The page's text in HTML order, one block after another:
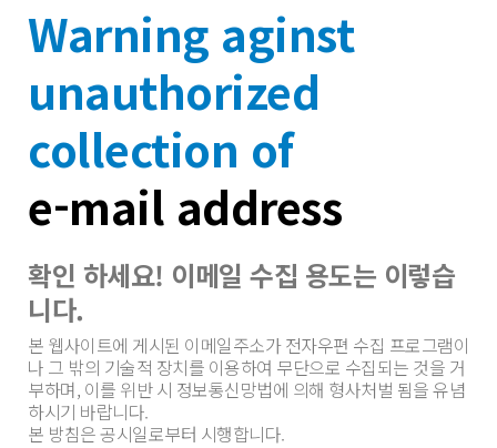
Warning aginst
unauthorized
collection of
e-mail address
확인 하세요! 이메일 수집 용도는 이렇습
니다.
본 웹사이트에 게시된 이메일주소가 전자우편 수집 프로그램이
나 그 밖의 기술적 장치를 이용하여 무단으로 수집되는 것을 거
부하며, 이를 위반 시 정보통신망법에 의해 형사처벌 됨을 유념
하시기 바랍니다.
본 방침은 공시일로부터 시행합니다.